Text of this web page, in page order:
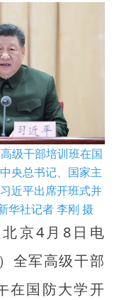
级干部培训班在国
央总书记、国家主
近平出席开班式并
华社记者 李刚 摄
京4月8日电
全军高级干部
在国防大学开